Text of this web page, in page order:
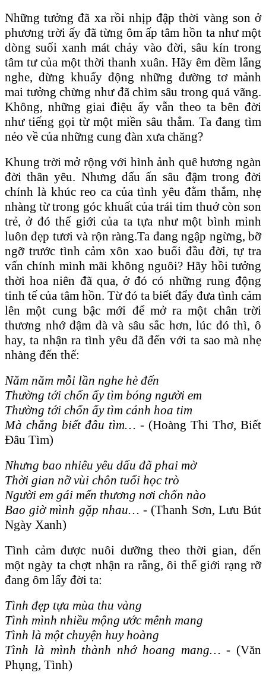
Những tưởng đã xa rồi nhịp đập thời vàng son ở
phương trời ấy đã từng ôm ấp tâm hồn ta như một
dòng suối xanh mát chảy vào đời, sâu kín trong
tâm tư của một thời thanh xuân. Hãy êm đềm lắng
nghe, đừng khuấy động những đường tơ mảnh
mai tưởng chừng như đã chìm sâu trong quá vãng.
Không, những giai điệu ấy vẫn theo ta bên đời
như tiếng gọi từ một miền sâu thẳm. Ta đang tìm
nẻo về của những cung đàn xưa chăng?
Khung trời mở rộng với hình ảnh quê hương ngàn
đời thân yêu. Nhưng dấu ấn sâu đậm trong đời
chính là khúc reo ca của tình yêu đằm thắm, nhẹ
nhàng từ trong góc khuất của trái tim thuở còn son
trẻ, ở đó thế giới của ta tựa như một bình minh
luôn đẹp tươi và rộn ràng.Ta đang ngập ngừng, bỡ
ngỡ trước tình cảm xôn xao buổi đầu đời, tự tra
vấn chính mình mãi không nguôi? Hãy hồi tưởng
thời hoa niên đã qua, ở đó có những rung động
tinh tế của tâm hồn. Từ đó ta biết đẩy đưa tình cảm
lên một cung bậc mới để mở ra một chân trời
thương nhớ đậm đà và sâu sắc hơn, lúc đó thì, ô
hay, ta nhận ra tình yêu đã đến với ta sao mà nhẹ
nhàng đến thế:
Năm năm mỗi lần nghe hè đến
Thường tới chốn ấy tìm bóng người em
Thường tới chốn ấy tìm cánh hoa tim
Mà chẳng biết đâu tìm… - (Hoàng Thi Thơ, Biết
Đâu Tìm)
Nhưng bao nhiêu yêu dấu đã phai mờ
Thời gian nỡ vùi chôn tuổi học trò
Người em gái mến thương nơi chốn nào
Bao giờ mình gặp nhau… - (Thanh Sơn, Lưu Bút
Ngày Xanh)
Tình cảm được nuôi dưỡng theo thời gian, đến
một ngày ta chợt nhận ra rằng, ôi thế giới rạng rỡ
đang ôm lấy đời ta:
Tình đẹp tựa mùa thu vàng
Tình mình nhiều mộng ước mênh mang
Tình là một chuyện huy hoàng
Tình là mình thành nhớ hoang mang… - (Văn
Phụng, Tình)